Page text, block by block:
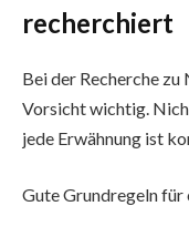
recherchiert
Bei der Recherche zu
Vorsicht wichtig.
jede Erwähnung ist
Gute Grundregeln für